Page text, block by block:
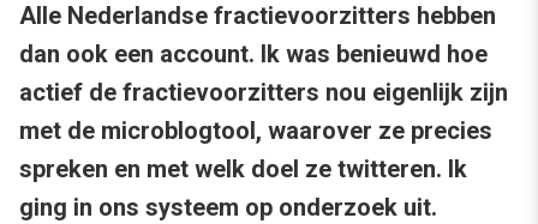
Alle Nederlandse fractievoorzitters hebben
dan ook een account. Ik was benieuwd hoe
actief de fractievoorzitters nou eigenlijk zijn
met de microblogtool, waarover ze precies
spreken en met welk doel ze twitteren. Ik
ging in ons systeem op onderzoek uit.